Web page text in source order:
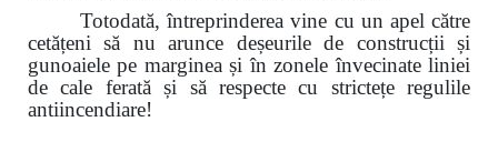
Totodată, întreprinderea vine cu un apel către
cetățenisă nu arunce deșeurile de construcții și
gunoaiele pe marginea și în zonele învecinateliniei
de cale ferată și să respecte cu strictețe regulile
antiincendiare!